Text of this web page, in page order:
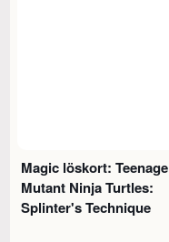
Magic löskort: Teenage
Mutant Ninja Turtles:
Splinter's Technique